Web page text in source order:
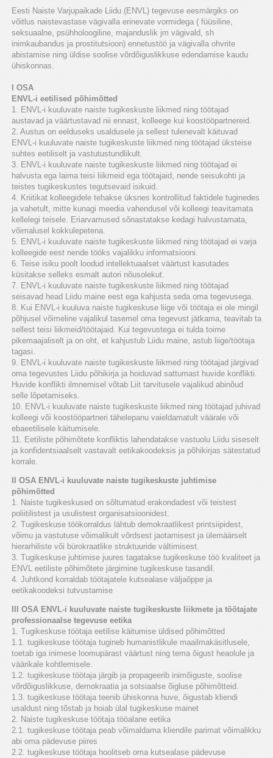
Eesti Naiste Varjupaikade Liidu (ENVL) tegevuse eesmärgiks on
võitlus naistevastase vägivalla erinevate vormidega ( füüsiline,
seksuaalne, psühholoogiline, majanduslik jm vägivald, sh
inimkaubandus ja prostitutsioon) ennetustöö ja vägivalla ohvrite
abistamise ning üldise soolise võrdõiguslikkuse edendamise kaudu
ühiskonnas.
I OSA
ENVL-i eetilised põhimõtted
1. ENVL-i kuuluvate naiste tugikeskuste liikmed ning töötajad
austavad ja väärtustavad nii ennast, kolleege kui koostööpartnereid.
2. Austus on eelduseks usaldusele ja sellest tulenevalt käituvad
ENVL-i kuuluvate naiste tugikeskuste liikmed ning töötajad üksteise
suhtes eetiliselt ja vastutustundlikult.
3. ENVL-i kuuluvate naiste tugikeskuste liikmed ning töötajad ei
halvusta ega laima teisi liikmeid ega töötajaid, nende seisukohti ja
teistes tugikeskustes tegutsevaid isikuid.
4. Kriitikat kolleegidele tehakse üksnes kontrollitud faktidele tuginedes
ja vahetult, mitte kunagi meedia vahendusel või kolleegi teavitamata
kellelegi teisele. Eriarvamused sõnastatakse kedagi halvustamata,
võimalusel kokkulepetena.
5. ENVL-i kuuluvate naiste tugikeskuste liikmed ning töötajad ei varja
kolleegide eest nende tööks vajalikku informatsiooni.
6. Teise isiku poolt loodud intellektuaalset väärtust kasutades
küsitakse selleks esmalt autori nõusolekut.
7. ENVL-i kuuluvate naiste tugikeskuste liikmed ning töötajad
seisavad head Liidu maine eest ega kahjusta seda oma tegevusega.
8. Kui ENVL-i kuuluva naiste tugikeskuse liige või töötaja ei ole mingil
põhjusel võimeline vajalikul tasemel oma tegevust jätkama, teavitab ta
sellest teisi liikmeid/töötajaid. Kui tegevustega ei tulda toime
pikemaajaliselt ja on oht, et kahjustub Liidu maine, astub liige/töötaja
tagasi.
9. ENVL-i kuuluvate naiste tugikeskuste liikmed ning töötajad järgivad
oma tegevustes Liidu põhikirja ja hoiduvad sattumast huvide konflikti.
Huvide konflikti ilmnemisel võtab Liit tarvitusele vajalikud abinõud
selle lõpetamiseks.
10. ENVL-i kuuluvate naiste tugikeskuste liikmed ning töötajad juhivad
kolleegi või koostööpartneri tähelepanu vaieldamatult väärale või
ebaeetilisele käitumisele.
11. Eetiliste põhimõtete konfliktis lahendatakse vastuolu Liidu siseselt
ja konfidentsiaalselt vastavalt eetikakoodeksis ja põhikirjas sätestatud
korrale.
II OSA ENVL-i kuuluvate naiste tugikeskuste juhtimise
põhimõtted
1. Naiste tugikeskused on sõltumatud erakondadest või teistest
poliitilistest ja usulistest organisatsioonidest.
2. Tugikeskuse töökorraldus lähtub demokraatlikest printsiipidest,
võimu ja vastutuse võimalikult võrdsest jaotamisest ja ülemäärselt
hierarhiliste või bürokraatlike struktuuride vältimisest.
3. Tugikeskuse juhtimise juures tagatakse tugikeskuse töö kvaliteet ja
ENVL eetiliste põhimõtete järgimine tugikeskuse tasandil.
4. Juhtkond korraldab töötajatele kutsealase väljaõppe ja
eetikakoodeksi tutvustamise
III OSA ENVL-i kuuluvate naiste tugikeskuste liikmete ja töötajate
professionaalse tegevuse eetika
1. Tugikeskuse töötaja eetilise käitumise üldised põhimõtted
1.1. tugikeskuse töötaja tugineb humanistlikule maailmakäsitlusele,
toetab iga inimese loomupärast väärtust ning tema õigust heaolule ja
väärikale kohtlemisele.
1.2. tugikeskuse töötaja järgib ja propageerib inimõiguste, soolise
võrdõiguslikkuse, demokraatia ja sotsiaalse õigluse põhimõtteid.
1.3. tugikeskuse töötaja teenib ühiskonna huve, õigustab kliendi
usaldust ning tõstab ja hoiab ülal tugikeskuse mainet
2. Naiste tugikeskuse töötaja tööalane eetika
2.1. tugikeskuse töötaja peab võimaldama kliendile parimat võimalikku
abi oma pädevuse piires
2.2. tugikeskuse töötaja hoolitseb oma kutsealase pädevuse